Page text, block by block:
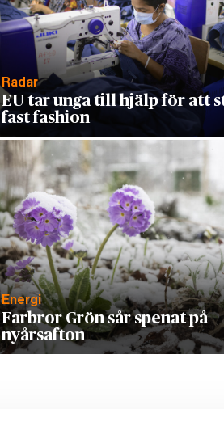
Radar
EU tar unga till hjälp för att
fast fashion
Energi
Farbror Grön sår spenat på
nyårsafton